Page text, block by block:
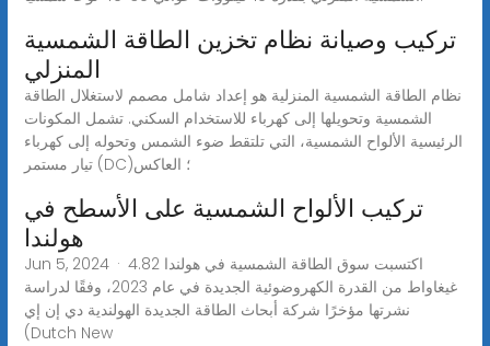
تركيب وصيانة نظام تخزين الطاقة الشمسية
المنزلي
نظام الطاقة الشمسية المنزلية هو إعداد شامل مصمم لاستغلال الطاقة
الشمسية وتحويلها إلى كهرباء للاستخدام السكني. تشمل المكونات
الرئيسية الألواح الشمسية، التي تلتقط ضوء الشمس وتحوله إلى كهرباء
تيار مستمر (DC)؛ العاكس
تركيب الألواح الشمسية على الأسطح في
هولندا
Jun 5, 2024 · اكتسبت سوق الطاقة الشمسية في هولندا 4.82
غيغاواط من القدرة الكهروضوئية الجديدة في عام 2023، وفقًا لدراسة
نشرتها مؤخرًا شركة أبحاث الطاقة الجديدة الهولندية دي إن إي
(Dutch New